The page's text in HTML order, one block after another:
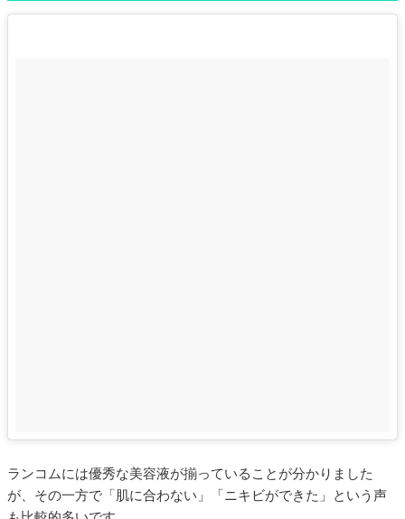
ランコムには優秀な美容液が揃っていることが分かりました
が、その一方で「肌に合わない」「ニキビができた」という声